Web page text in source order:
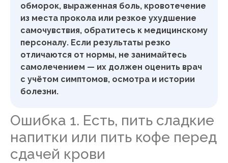
обморок, выраженная боль, кровотечение
из места прокола или резкое ухудшение
самочувствия, обратитесь к медицинскому
персоналу. Если результаты резко
отличаются от нормы, не занимайтесь
самолечением — их должен оценить врач
с учётом симптомов, осмотра и истории
болезни.
Ошибка 1. Есть, пить сладкие
напитки или пить кофе перед
сдачей крови